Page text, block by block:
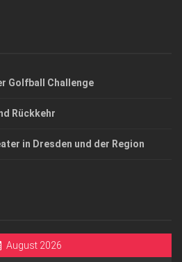
Golfball Challenge
Rückkehr
in Dresden und der Region
August 2026